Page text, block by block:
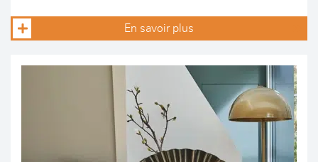
En savoir plus